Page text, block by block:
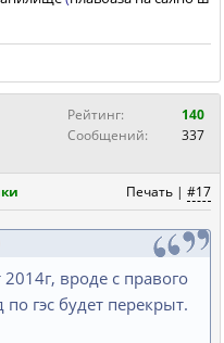
Рейтинг:
140
Сообщений:
337
Печать | #17
вроде с правого
гэс будет перекрыт.